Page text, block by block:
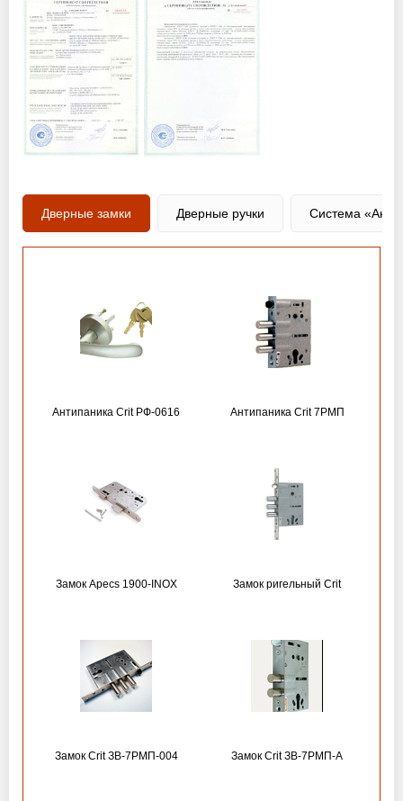
Дверные замки Дверные ручки Система
Антипаника Crit РФ-0616 Антипаника Crit 7РМП
Замок Apecs 1900-INOX Замок ригельный Crit
Замок Crit ЗВ-7РМП-004 Замок Crit ЗВ-7РМП-А